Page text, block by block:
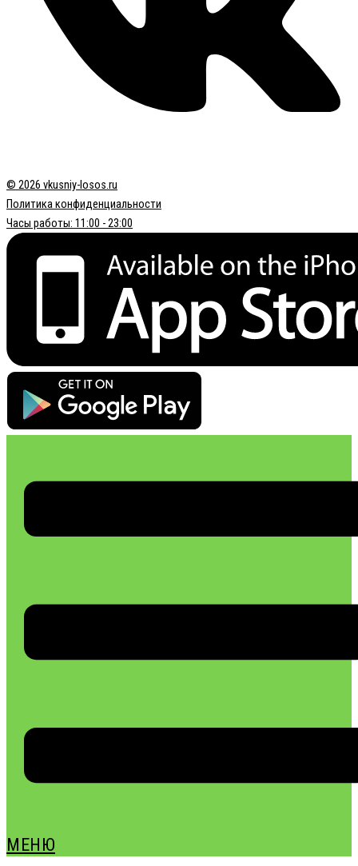
© 2026 vkusniy-losos.ru
Политика конфиденциальности
Часы работы: 11:00 - 23:00
МЕНЮ